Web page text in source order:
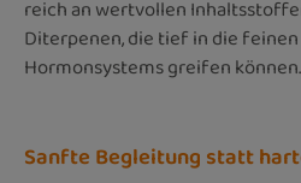
reich an wertvollen
Diterpenen, die tief in die
Hormonsystems greifen können.
Sanfte Begleitung statt